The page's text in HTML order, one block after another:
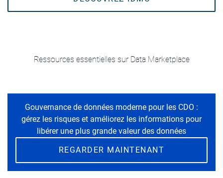
Ressources essentielles sur Data Marketplace
Gouvernance de données moderne pour les CDO :
gérez les risques et améliorez les informations pour
libérer une plus grande valeur des données
REGARDER MAINTENANT